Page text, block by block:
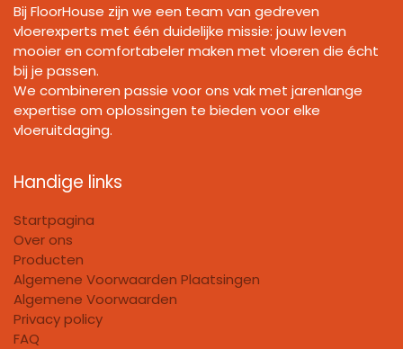
Bij FloorHouse zijn we een team van gedreven
vloerexperts met één duidelijke missie: jouw leven
mooier en comfortabeler maken met vloeren die écht
bij je passen.
We combineren passie voor ons vak met jarenlange
expertise om oplossingen te bieden voor elke
vloeruitdaging.
Handige links
Startpagina
Over ons
Producten
Algemene Voorwaarden Plaatsingen
Algemene Voorwaarden
Privacy policy
FAQ